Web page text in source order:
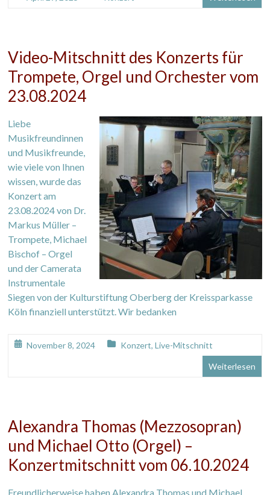
Video-Mitschnitt des Konzerts für
Trompete, Orgel und Orchester vom
23.08.2024
Liebe
Musikfreundinnen
und Musikfreunde,
wie viele von Ihnen
wissen, wurde das
Konzert am
23.08.2024 von Dr.
Markus Müller –
Trompete, Michael
Bischof – Orgel
und der Camerata
Instrumentale
Siegen von der Kulturstiftung Oberberg der Kreissparkasse
Köln finanziell unterstützt. Wir bedanken
November 8, 2024 Konzert,Live-Mitschnitt
Weiterlesen
Alexandra Thomas (Mezzosopran)
und Michael Otto (Orgel) –
Konzertmitschnitt vom 06.10.2024
Freundlicherweise haben Alexandra Thomas und Michael